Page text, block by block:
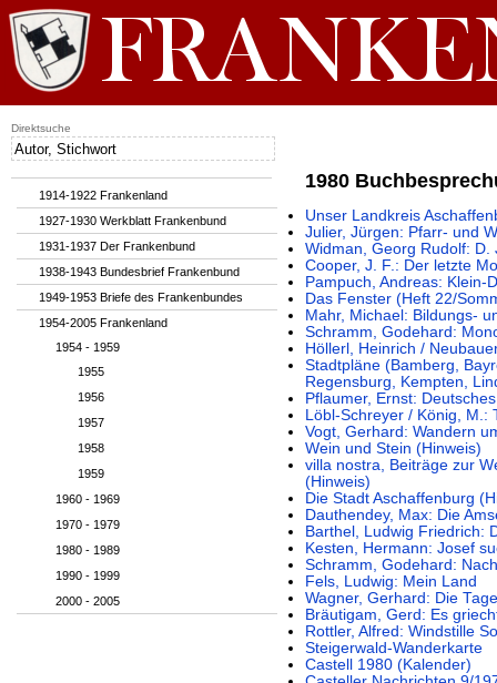
1980
Unser Landkreis
Julier, Jürgen: Pfarr- und
Widman, Georg Rudolf: D.
Cooper, J. F.: Der letzte
Pampuch, Andreas: Klein-
Das Fenster (Heft 22/
Mahr, Michael: Bildungs-
Schramm, Godehard:
Höllerl, Heinrich /
Stadtpläne (Bamberg,
Regensburg, Kempten,
Pflaumer, Ernst:
Löbl-Schreyer / König, M.:
Vogt, Gerhard: Wandern
Wein und Stein (Hinweis)
villa nostra, Beiträge zur
(Hinweis)
Die Stadt Aschaffenburg
Dauthendey, Max: Die
Barthel, Ludwig Friedrich:
Kesten, Hermann: Josef
Schramm, Godehard:
Fels, Ludwig: Mein Land
Wagner, Gerhard: Die
Bräutigam, Gerd: Es
Rottler, Alfred: Windstille
Steigerwald-Wanderkarte
Castell 1980 (Kalender)
1914-1922 Frankenland
1927-1930 Werkblatt Frankenbund
1931-1937 Der Frankenbund
1938-1943 Bundesbrief Frankenbund
1949-1953 Briefe des Frankenbundes
1954-2005 Frankenland
1954 - 1959
1955
1956
1957
1958
1959
1960 - 1969
1970 - 1979
1980 - 1989
1990 - 1999
2000 - 2005
Direktsuche